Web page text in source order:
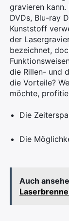
gravieren kann.
DVDs, Blu-ray
Kunststoff
der
bezeichnet,
die Rillen- und
die Vorteile?
möchte,
Die
Die
Auch